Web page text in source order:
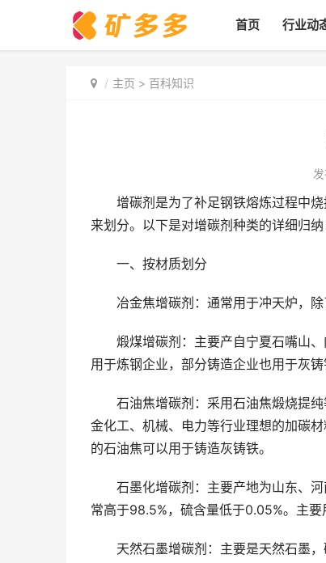
首页 行业动
主页 > 百科知识
增碳剂是为了补足钢铁熔炼过程中烧
来划分。以下是对增碳剂种类的详细归纳
一、按材质划分
冶金焦增碳剂：通常用于冲天炉，除
煅煤增碳剂：主要产自宁夏石嘴山、
用于炼钢企业，部分铸造企业也用于灰
石油焦增碳剂：采用石油焦煅烧提纯
金化工、机械、电力等行业理想的加碳
的石油焦可以用于铸造灰铸铁。
石墨化增碳剂：主要产地为山东、河
常高于98.5%，硫含量低于0.05%。主要
天然石墨增碳剂：主要是天然石墨，